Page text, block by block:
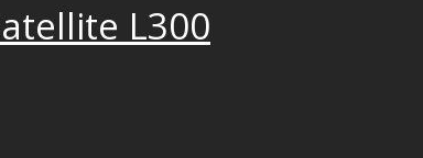
L300